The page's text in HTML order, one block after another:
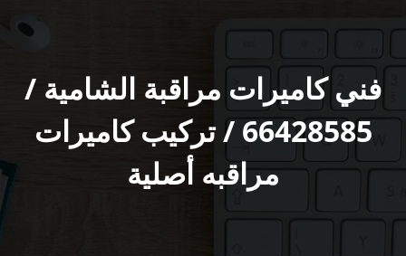
فني كاميرات مراقبة الشامية /
66428585 / تركيب كاميرات
مراقبه أصلية